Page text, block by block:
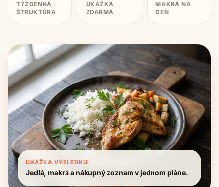
TÝŽDENNÁ
ŠTRUKTÚRA
UKÁŽKA
ZDARMA
MAKRÁ NA
DEŇ
UKÁŽKA VÝSLEDKU
Jedlá, makrá a nákupný zoznam v jednom pláne.